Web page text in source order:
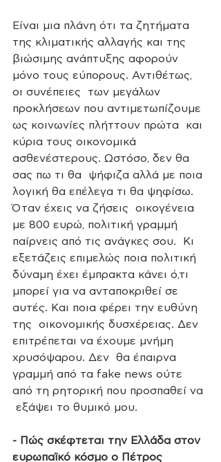
Είναι μια πλάνη ότι τα ζητήματα
της κλιματικής αλλαγής και της
βιώσιμης ανάπτυξης αφορούν
μόνο τους εύπορους. Αντιθέτως,
οι συνέπειες  των μεγάλων
προκλήσεων που αντιμετωπίζουμε
ως κοινωνίες πλήττουν πρώτα  και
κύρια τους οικονομικά
ασθενέστερους. Ωστόσο, δεν θα
σας πω τι θα  ψήφιζα αλλά με ποια
λογική θα επέλεγα τι θα ψηφίσω.
Όταν έχεις να ζήσεις  οικογένεια
με 800 ευρώ, πολιτική γραμμή
παίρνεις από τις ανάγκες σου.  Κι
εξετάζεις επιμελώς ποια πολιτική
δύναμη έχει έμπρακτα κάνει ό,τι
μπορεί για να ανταποκριθεί σε
αυτές. Και ποια φέρει την ευθύνη
της  οικονομικής δυσχέρειας. Δεν
επιτρέπεται να έχουμε μνήμη
χρυσόψαρου. Δεν  θα έπαιρνα
γραμμή από τα fake news ούτε
από τη ρητορική που προσπαθεί να
εξάψει το θυμικό μου.
- Πώς σκέφτεται την Ελλάδα στον
ευρωπαϊκό κόσμο ο Πέτρος